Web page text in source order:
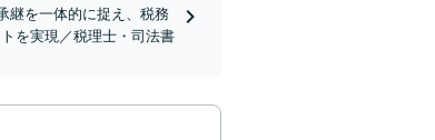
継を一体的に捉え、税務
を実現／税理士・司法書